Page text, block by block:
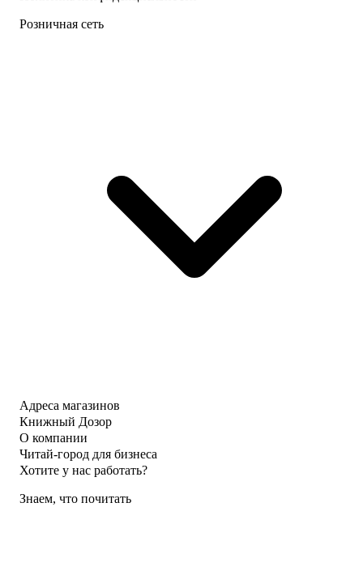
Розничная сеть
Адреса магазинов
Книжный Дозор
О компании
Читай-город для бизнеса
Хотите у нас работать?
Знаем, что почитать